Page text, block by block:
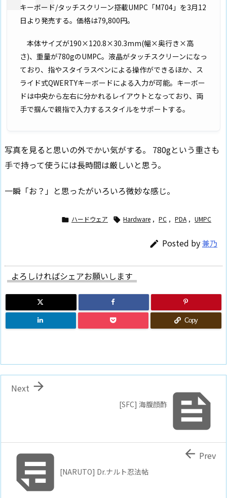
キーボード/タッチスクリーン搭載UMPC「M704」を3月12
日より発売する。価格は79,800円。
本体サイズが190×120.8×30.3mm(幅×奥行き×高
さ)、重量が780gのUMPC。液晶がタッチスクリーンになっ
ており、指やスタイラスペンによる操作ができるほか、ス
ライド式QWERTYキーボードによる入力が可能。キーボー
ドは中央から左右に分かれるレイアウトとなっており、両
手で掴んで親指で入力するスタイルをサポートする。
写真を見ると思いの外でかい気がする。 780gという重さも
手で持って使うには長時間は厳しいと思う。
一瞬「お？」と思ったがいろいろ微妙な感じ。
 ハードウェア  Hardware , PC , PDA , UMPC
 Posted by兼乃
よろしければシェアお願いします
Copy

[SFC] 海腹顔酢

Next
[NARUTO] Dr.ナルト忍法帖
 Prev